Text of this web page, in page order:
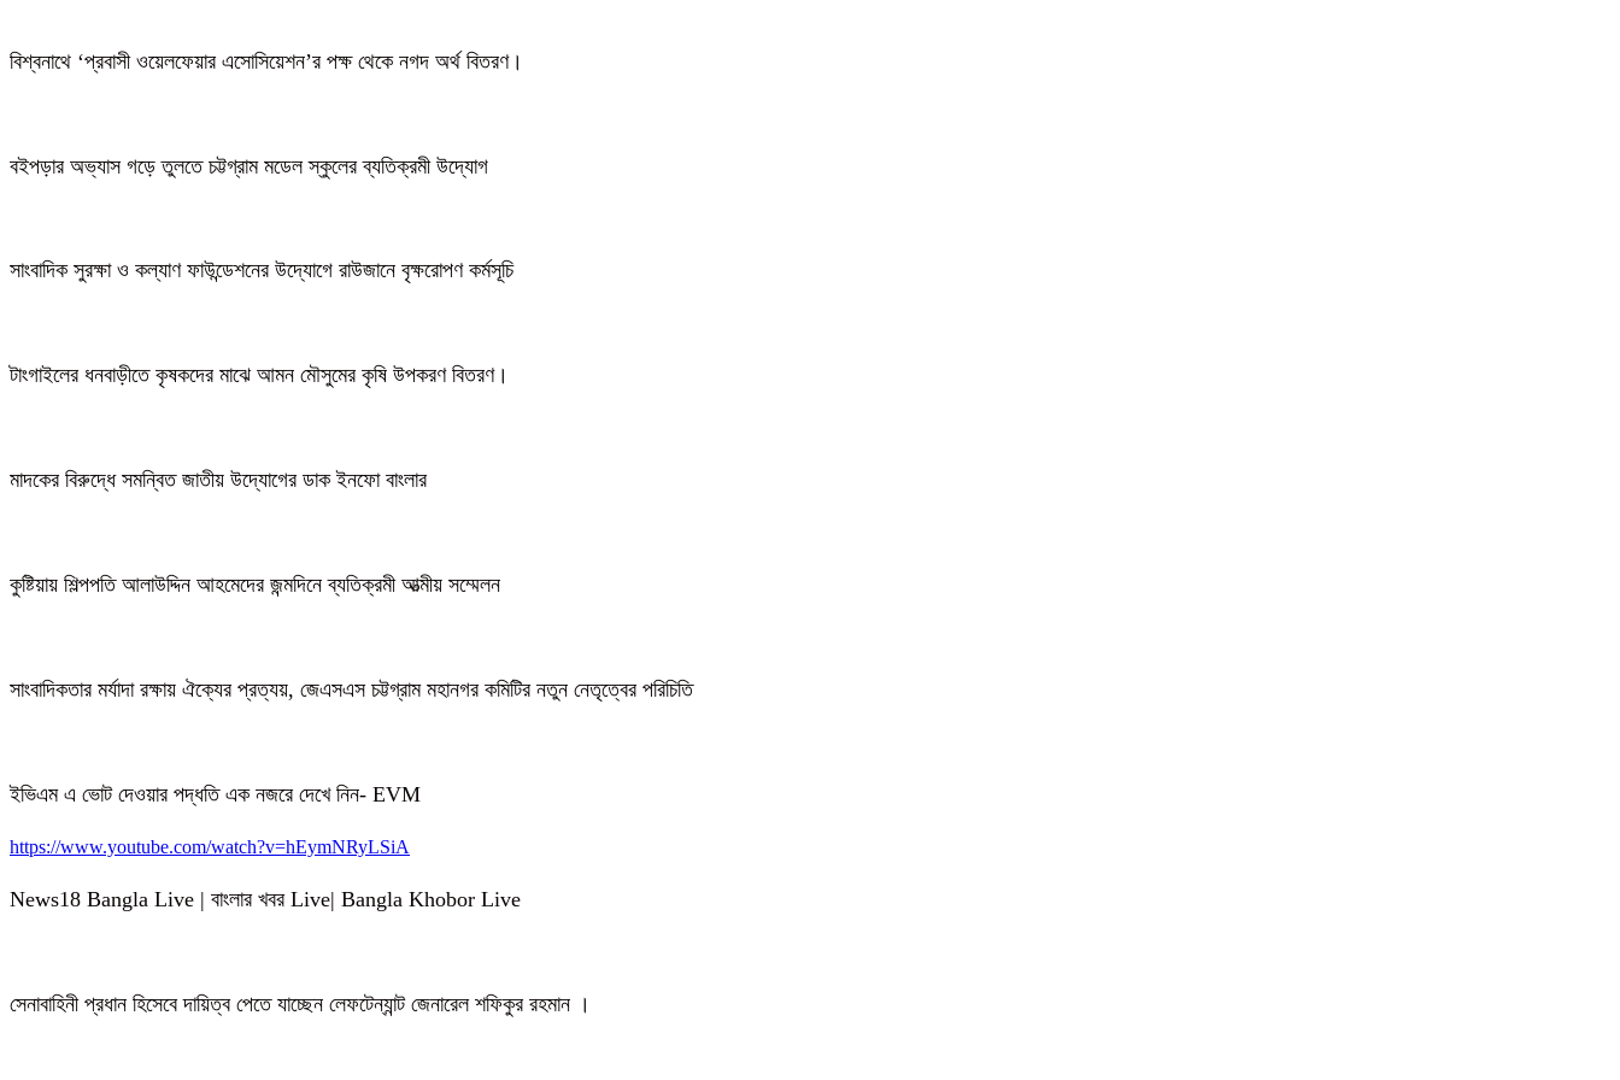
বিশ্বনাথে ‘প্রবাসী ওয়েলফেয়ার এসোসিয়েশন’র পক্ষ থেকে নগদ অর্থ বিতরণ।
বইপড়ার অভ্যাস গড়ে তুলতে চট্টগ্রাম মডেল স্কুলের ব্যতিক্রমী উদ্যোগ
সাংবাদিক সুরক্ষা ও কল্যাণ ফাউন্ডেশনের উদ্যোগে রাউজানে বৃক্ষরোপণ কর্মসূচি
টাংগাইলের ধনবাড়ীতে কৃষকদের মাঝে আমন মৌসুমের কৃষি উপকরণ বিতরণ।
মাদকের বিরুদ্ধে সমন্বিত জাতীয় উদ্যোগের ডাক ইনফো বাংলার
কুষ্টিয়ায় শিল্পপতি আলাউদ্দিন আহমেদের জন্মদিনে ব্যতিক্রমী আত্মীয় সম্মেলন
সাংবাদিকতার মর্যাদা রক্ষায় ঐক্যের প্রত্যয়, জেএসএস চট্টগ্রাম মহানগর কমিটির নতুন নেতৃত্বের পরিচিতি
ইভিএম এ ভোট দেওয়ার পদ্ধতি এক নজরে দেখে নিন- EVM
https://www.youtube.com/watch?v=hEymNRyLSiA
News18 Bangla Live | বাংলার খবর Live| Bangla Khobor Live
সেনাবাহিনী প্রধান হিসেবে দায়িত্ব পেতে যাচ্ছেন লেফটেন্যান্ট জেনারেল শফিকুর রহমান ।